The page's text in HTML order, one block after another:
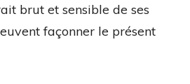
brut et sensible de ses
façonner le présent